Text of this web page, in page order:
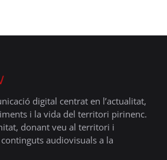
digital centrat en l’actualitat,
i la vida del territori pirinenc.
donant veu al territori i
audiovisuals a la